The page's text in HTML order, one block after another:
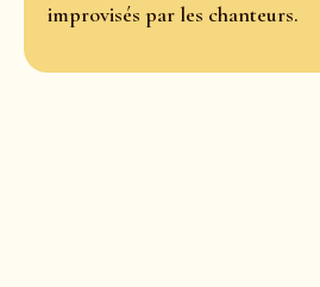
improvisés par les chanteurs.